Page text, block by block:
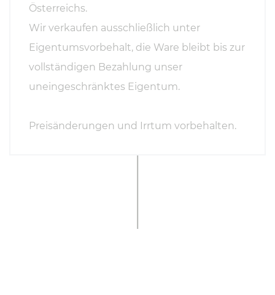
Österreichs.
Wir verkaufen ausschließlich unter
Eigentumsvorbehalt, die Ware bleibt bis zur
vollständigen Bezahlung unser
uneingeschränktes Eigentum.
Preisänderungen und Irrtum vorbehalten.